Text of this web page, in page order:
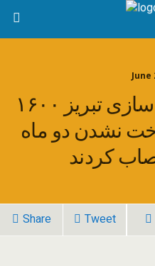
June
۱۶۰۰ کارگر گروه ماشین‌سازی تبریز
نشدن دو ماه
کردند
Share Tweet